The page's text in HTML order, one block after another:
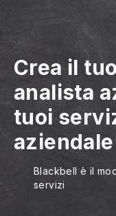
Crea il
analista
tuoi
Blackbell è il
servizi